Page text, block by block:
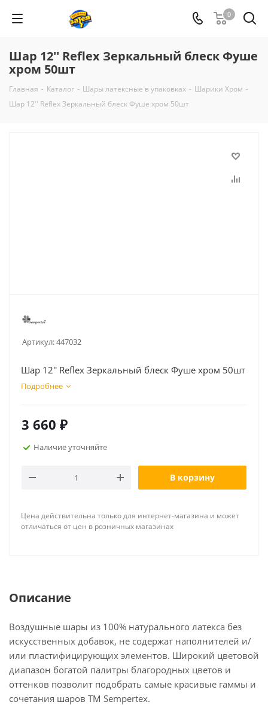
0
Шар 12'' Reflex Зеркальный блеск Фуше
хром 50шт
Главная - Каталог - Шары латексные в упаковках - Шарики Хром -
Шар 12'' Reflex Зеркальный блеск Фуше хром 50шт
Артикул:447032
Шар 12'' Reflex Зеркальный блеск Фуше хром 50шт
Подробнее
3 660 ₽
Наличие уточняйте
В корзину
Цена действительна только для интернет-магазина и может
отличаться от цен в розничных магазинах
Описание
Воздушные шары из 100% натурального латекса без
искусственных добавок, не содержат наполнителей и/
или пластифицирующих элементов. Широкий цветовой
диапазон богатой палитры благородных цветов и
оттенков позволит подобрать самые красивые гаммы и
сочетания шаров ТМ Sempertex.